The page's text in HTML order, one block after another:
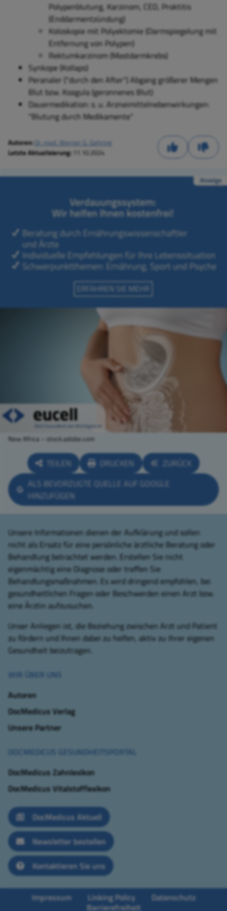
Polypenblutung, Karzinom, CED, Proktitis
(Enddarmentzündung)
Koloskopie mit Polyektomie (Darmspiegelung mit
Entfernung von Polypen)
Rektumkarzinom (Mastdarmkrebs)
Synkope (Kollaps)
Peranaler ("durch den After") Abgang größerer Mengen
Blut bzw. Koagula (geronnenes Blut)
Dauermedikation: s. u. Arzneimittelnebenwirkungen:
"Blutung durch Medikamente"
Autoren: Dr. med. Werner G. Gehring
Letzte Aktualisierung: 11.10.2024
New Africa – stock.adobe.com
TEILEN DRUCKEN
ZURÜCK
ALS BEVORZUGTE QUELLE AUF GOOGLE
HINZUFÜGEN
Unsere Informationen dienen der Aufklärung und sollen
nicht als Ersatz für eine persönliche ärztliche Beratung oder
Behandlung betrachtet werden. Erstellen Sie nicht
eigenmächtig eine Diagnose oder treffen Sie
Behandlungsmaßnahmen. Es wird dringend empfohlen, bei
gesundheitlichen Fragen oder Beschwerden einen Arzt bzw.
eine Ärztin aufzusuchen.
Unser Anliegen ist, die Beziehung zwischen Arzt und Patient
zu fördern und Ihnen dabei zu helfen, aktiv zu Ihrer eigenen
Gesundheit beizutragen.
WIR ÜBER UNS
Autoren
DocMedicus Verlag
Unsere Partner
DOCMEDICUS GESUNDHEITSPORTAL
DocMedicus Zahnlexikon
DocMedicus Vitalstofflexikon
DocMedicus Aktuell
Newsletter bestellen
Kontaktieren Sie uns
Impressum Linking Policy
Datenschutz
Barrierefreiheit